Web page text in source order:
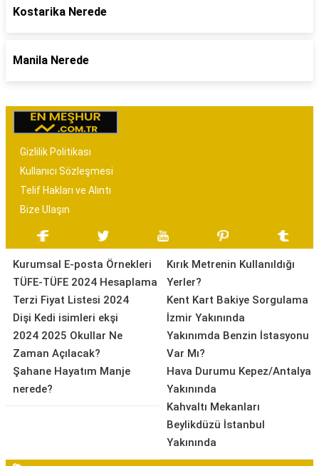
Kostarika Nerede
Manila Nerede
Gizlilik Politikası
Kullanıcı Sözleşmesi
Telif Hakları ve Alıntı
Bize Ulaşın
Kurumsal E-posta Örnekleri
TÜFE-TÜFE 2024 Hesaplama
Terzi Fiyat Listesi 2024
Dişi Kedi isimleri ekşi
2024 2025 Okullar Ne
Zaman Açılacak?
Şahane Hayatım Manje
nerede?
Kırık Metrenin Kullanıldığı
Yerler?
Kent Kart Bakiye Sorgulama
İzmir Yakınında
Yakınımda Benzin İstasyonu
Var Mı?
Hava Durumu Kepez/Antalya
Yakınında
Kahvaltı Mekanları
Beylikdüzü İstanbul
Yakınında